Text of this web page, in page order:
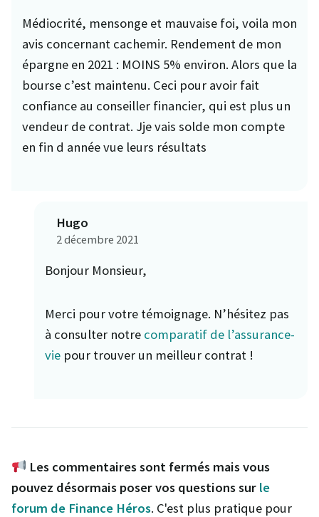
Médiocrité, mensonge et mauvaise foi, voila mon
avis concernant cachemir. Rendement de mon
épargne en 2021 : MOINS 5% environ. Alors que la
bourse c’est maintenu. Ceci pour avoir fait
confiance au conseiller financier, qui est plus un
vendeur de contrat. Jje vais solde mon compte
en fin d année vue leurs résultats
Hugo
2 décembre 2021
Bonjour Monsieur,
Merci pour votre témoignage. N’hésitez pas
à consulter notre comparatif de l’assurance-
vie pour trouver un meilleur contrat !
Les commentaires sont fermés mais vous
pouvez désormais poser vos questions sur le
forum de Finance Héros. C'est plus pratique pour